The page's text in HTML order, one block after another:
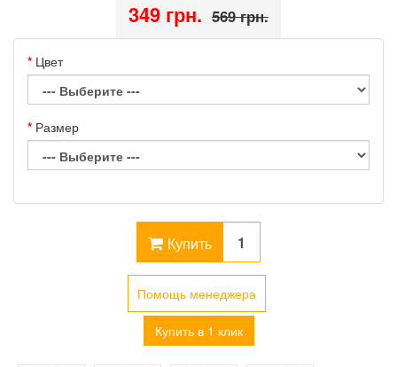
349 грн. 569 грн.
Цвет
Размер
Купить
Помощь менеджера
Купить в 1 клик